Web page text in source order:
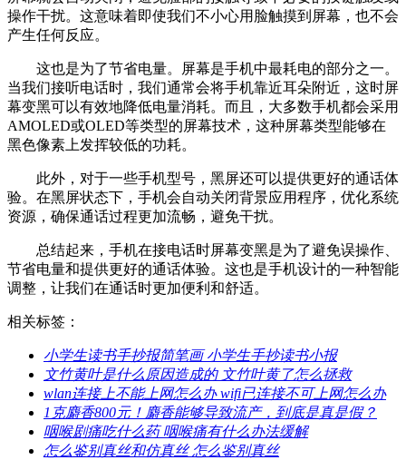
操作干扰。这意味着即使我们不小心用脸触摸到屏幕，也不会
产生任何反应。
这也是为了节省电量。屏幕是手机中最耗电的部分之一。
当我们接听电话时，我们通常会将手机靠近耳朵附近，这时屏
幕变黑可以有效地降低电量消耗。而且，大多数手机都会采用
AMOLED或OLED等类型的屏幕技术，这种屏幕类型能够在
黑色像素上发挥较低的功耗。
此外，对于一些手机型号，黑屏还可以提供更好的通话体
验。在黑屏状态下，手机会自动关闭背景应用程序，优化系统
资源，确保通话过程更加流畅，避免干扰。
总结起来，手机在接电话时屏幕变黑是为了避免误操作、
节省电量和提供更好的通话体验。这也是手机设计的一种智能
调整，让我们在通话时更加便利和舒适。
相关标签：
​小学生读书手抄报简笔画 小学生手抄读书小报
​文竹黄叶是什么原因造成的 文竹叶黄了怎么拯救
​wlan连接上不能上网怎么办 wifi已连接不可上网怎么办
​1克麝香800元！麝香能够导致流产，到底是真是假？
​咽喉剧痛吃什么药 咽喉痛有什么办法缓解
​怎么鉴别真丝和仿真丝 怎么鉴别真丝